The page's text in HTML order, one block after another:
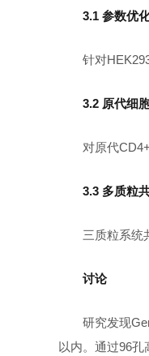
3.1 参数优
针对
3.2 原代细
对原代
3.3 多质粒
三质粒系统
讨论
研究发现
以内。通过96